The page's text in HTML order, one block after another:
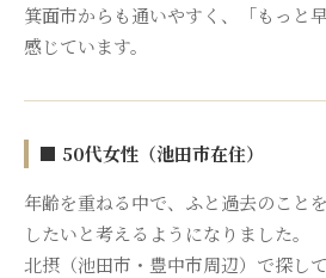
箕面市からも通いやすく、「もっと
感じています。
■ 50代女性（池田市在住）
年齢を重ねる中で、ふと過去のこと
したいと考えるようになりました。
北摂（池田市・豊中市周辺）で探し